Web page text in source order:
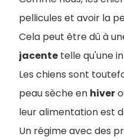
pellicules et avoir la
Cela peut être dû à
jacente telle qu'une
Les chiens sont
peau sèche en hiver
leur alimentation est
Un régime avec des